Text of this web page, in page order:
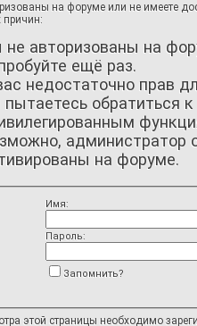
на форуме или не имеете
причин:
авторизованы на
ещё раз.
недостаточно прав
обратиться
администратор
на форуме.
Имя:
Пароль:
Запомнить?
этой страницы необходимо